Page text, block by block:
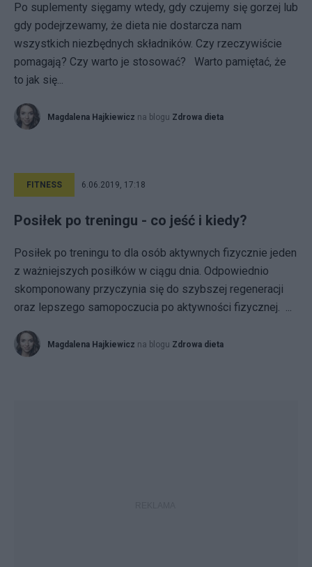
Po suplementy sięgamy wtedy, gdy czujemy się gorzej lub
gdy podejrzewamy, że dieta nie dostarcza nam
wszystkich niezbędnych składników. Czy rzeczywiście
pomagają? Czy warto je stosować? Warto pamiętać, że
to jak się...
Magdalena Hajkiewicz na blogu Zdrowa dieta
FITNESS 6.06.2019, 17:18
Posiłek po treningu - co jeść i kiedy?
Posiłek po treningu to dla osób aktywnych fizycznie jeden
z ważniejszych posiłków w ciągu dnia. Odpowiednio
skomponowany przyczynia się do szybszej regeneracji
oraz lepszego samopoczucia po aktywności fizycznej. ...
Magdalena Hajkiewicz na blogu Zdrowa dieta